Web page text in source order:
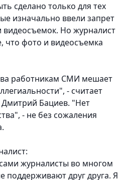
сделано только для тех
изначально ввели запрет
Но журналист
что фото и видеосъемка
работникам СМИ мешает
- считает
Бациев. "Нет
- не без сожаления
журналисты во многом
поддерживают друг друга. Я